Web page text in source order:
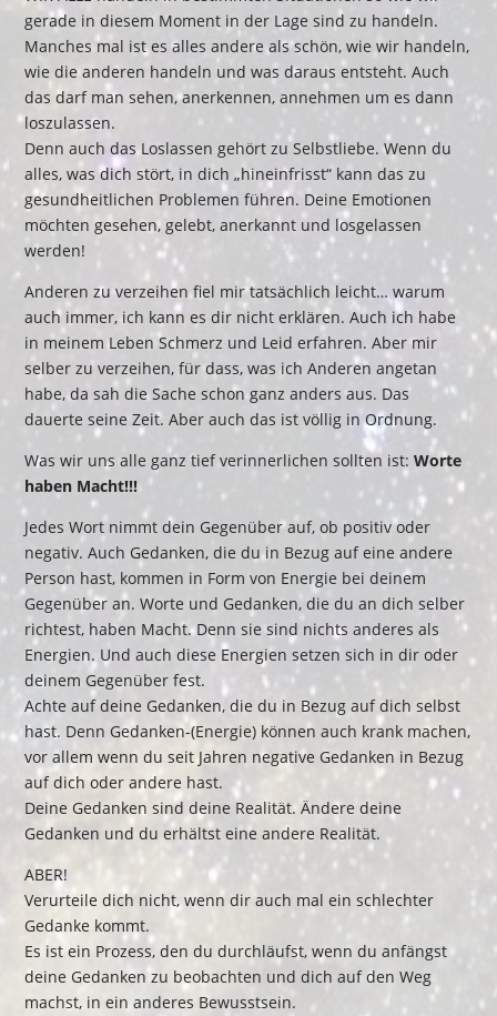
gerade in diesem Moment in der Lage sind zu handeln.
Manches mal ist es alles andere als schön, wie wir handeln,
wie die anderen handeln und was daraus entsteht. Auch
das darf man sehen, anerkennen, annehmen um es dann
loszulassen.
Denn auch das Loslassen gehört zu Selbstliebe. Wenn du
alles, was dich stört, in dich „hineinfrisst“ kann das zu
gesundheitlichen Problemen führen. Deine Emotionen
möchten gesehen, gelebt, anerkannt und losgelassen
werden!
Anderen zu verzeihen fiel mir tatsächlich leicht… warum
auch immer, ich kann es dir nicht erklären. Auch ich habe
in meinem Leben Schmerz und Leid erfahren. Aber mir
selber zu verzeihen, für dass, was ich Anderen angetan
habe, da sah die Sache schon ganz anders aus. Das
dauerte seine Zeit. Aber auch das ist völlig in Ordnung.
Was wir uns alle ganz tief verinnerlichen sollten ist:Worte
haben Macht!!!
Jedes Wort nimmt dein Gegenüber auf, ob positiv oder
negativ. Auch Gedanken, die du in Bezug auf eine andere
Person hast, kommen in Form von Energie bei deinem
Gegenüber an. Worte und Gedanken, die du an dich selber
richtest, haben Macht. Denn sie sind nichts anderes als
Energien. Und auch diese Energien setzen sich in dir oder
deinem Gegenüber fest.
Achte auf deine Gedanken, die du in Bezug auf dich selbst
hast. Denn Gedanken-(Energie) können auch krank machen,
vor allem wenn du seit Jahren negative Gedanken in Bezug
auf dich oder andere hast.
Deine Gedanken sind deine Realität. Ändere deine
Gedanken und du erhältst eine andere Realität.
ABER!
Verurteile dich nicht, wenn dir auch mal ein schlechter
Gedanke kommt.
Es ist ein Prozess, den du durchläufst, wenn du anfängst
deine Gedanken zu beobachten und dich auf den Weg
machst, in ein anderes Bewusstsein.